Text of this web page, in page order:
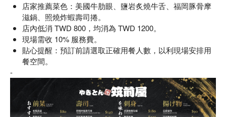
店家推薦菜色：美國牛肋眼、鹽岩炙燒牛舌、福岡豚骨摩
滋鍋、照燒炸蝦壽司捲。
店內低消 TWD 800，均消為 TWD 1200。
現場需收 10% 服務費。
貼心提醒：預訂前請選取正確用餐人數，以利現場安排用
餐空間。
-